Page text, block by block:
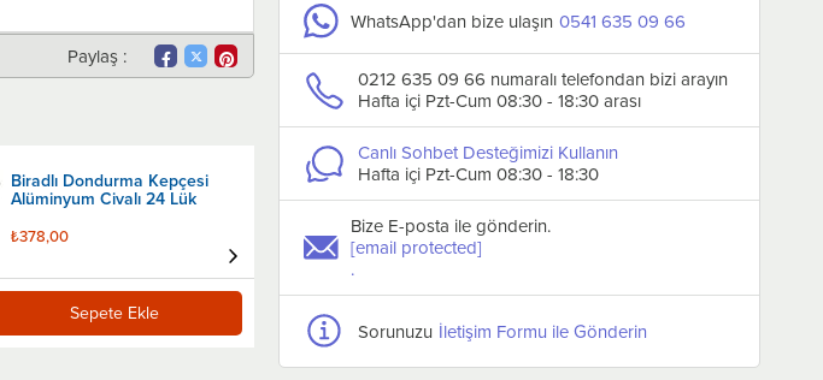
Paylaş :
Biradlı Dondurma Kepçesi
Alüminyum Civalı 24 Lük
₺378,00
Sepete Ekle
Biradlı Dondurma Kepçesi
Makaslı 39 mm
₺512,40
Sepete Ekle
Makaslı 44 mm
Sepete Ekle
WhatsApp'dan bize ulaşın 0541 635 09 66
0212 635 09 66 numaralı telefondan bizi arayın
Hafta içi Pzt-Cum 08:30 - 18:30 arası
Canlı Sohbet Desteğimizi Kullanın
Hafta içi Pzt-Cum 08:30 - 18:30
Bize E-posta ile gönderin.
[email protected]
.
Sorunuzu İletişim Formu ile Gönderin